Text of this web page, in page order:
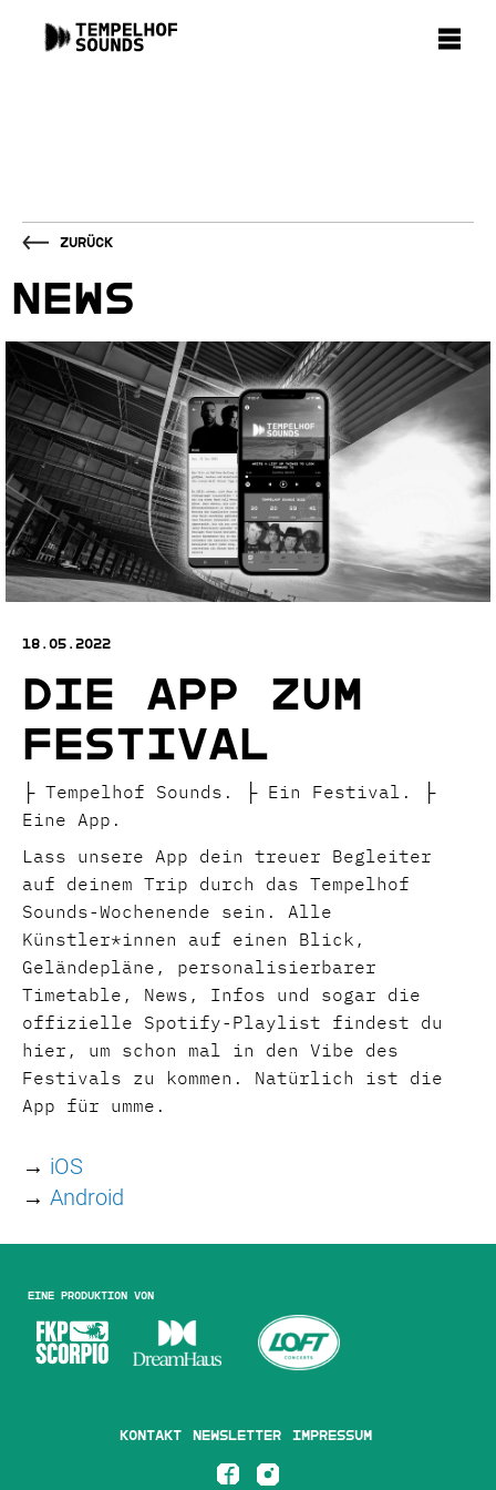
Zurück
NEWS
18.05.2022
Die App zum
Festival
├ Tempelhof Sounds. ├ Ein Festival. ├
Eine App.
Lass unsere App dein treuer Begleiter
auf deinem Trip durch das Tempelhof
Sounds-Wochenende sein. Alle
Künstler*innen auf einen Blick,
Geländepläne, personalisierbarer
Timetable, News, Infos und sogar die
offizielle Spotify-Playlist findest du
hier, um schon mal in den Vibe des
Festivals zu kommen. Natürlich ist die
App für umme.
→ iOS
→ Android
Eine Produktion von
Kontakt Newsletter Impressum